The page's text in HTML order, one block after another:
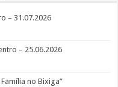
– 31.07.2026
– 25.06.2026
no Bixiga”